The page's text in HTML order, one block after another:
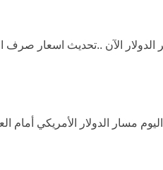
مسار الدولار الأمريكي أمام